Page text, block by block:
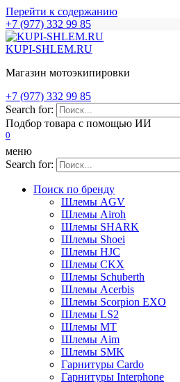
Перейти к содержанию
+7 (977) 332 99 85
KUPI-SHLEM.RU
Магазин мотоэкипировки
+7 (977) 332 99 85
Search for:
Подбор товара с помощью ИИ
0
меню
Search for:
Поиск по бренду
Шлемы AGV
Шлемы Airoh
Шлемы SHARK
Шлемы Shoei
Шлемы HJC
Шлемы CKX
Шлемы Schuberth
Шлемы Acerbis
Шлемы Scorpion EXO
Шлемы LS2
Шлемы MT
Шлемы Aim
Шлемы SMK
Гарнитуры Cardo
Гарнитуры Interphone